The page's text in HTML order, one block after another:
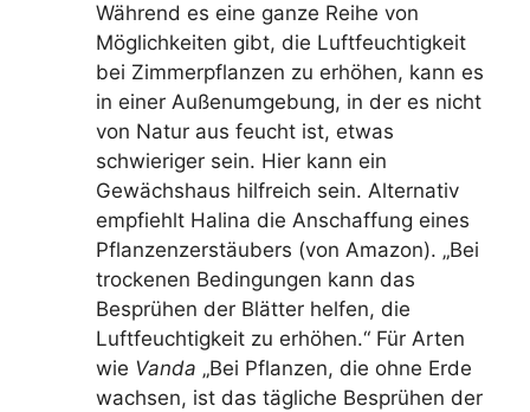
Während es eine ganze Reihe von
Möglichkeiten gibt, die Luftfeuchtigkeit
bei Zimmerpflanzen zu erhöhen, kann es
in einer Außenumgebung, in der es nicht
von Natur aus feucht ist, etwas
schwieriger sein. Hier kann ein
Gewächshaus hilfreich sein. Alternativ
empfiehlt Halina die Anschaffung eines
Pflanzenzerstäubers (von Amazon). „Bei
trockenen Bedingungen kann das
Besprühen der Blätter helfen, die
Luftfeuchtigkeit zu erhöhen.“ Für Arten
wie Vanda „Bei Pflanzen, die ohne Erde
wachsen, ist das tägliche Besprühen der